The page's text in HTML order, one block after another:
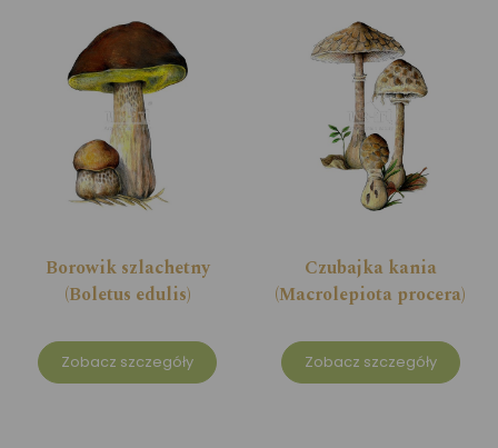
Borowik szlachetny
(Boletus edulis)
Zobacz szczegóły
Czubajka kania
(Macrolepiota procera)
Zobacz szczegóły